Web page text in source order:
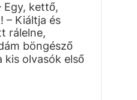
Egy, kettő,
– Kiáltja és
rálelne,
böngésző
kis olvasók első